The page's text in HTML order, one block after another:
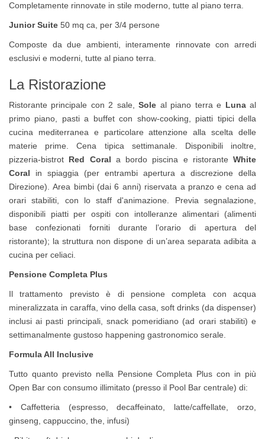
Completamente rinnovate in stile moderno, tutte al piano terra.
Junior Suite 50 mq ca, per 3/4 persone
Composte da due ambienti, interamente rinnovate con arredi
esclusivi e moderni, tutte al piano terra.
La Ristorazione
Ristorante principale con 2 sale,Sole al piano terra e Lunaal
primo piano, pasti a buffet con show-cooking, piatti tipici della
cucina mediterranea e particolare attenzione alla scelta delle
materie prime. Cena tipica settimanale. Disponibili inoltre,
pizzeria-bistrot Red Coral a bordo piscina e ristorante White
Coral in spiaggia (per entrambi apertura a discrezione della
Direzione). Area bimbi (dai 6 anni) riservata a pranzo e cena ad
orari stabiliti, con lo staff d'animazione. Previa segnalazione,
disponibili piatti per ospiti con intolleranze alimentari (alimenti
base confezionati forniti durante l’orario di apertura del
ristorante); la struttura non dispone di un’area separata adibita a
cucina per celiaci.
Pensione Completa Plus
Il trattamento previsto è di pensione completa con acqua
mineralizzata in caraffa, vino della casa, soft drinks (da dispenser)
inclusi ai pasti principali, snack pomeridiano (ad orari stabiliti) e
settimanalmente gustoso happening gastronomico serale.
Formula All Inclusive
Tutto quanto previsto nella Pensione Completa Plus con in più
Open Bar con consumo illimitato (presso il Pool Bar centrale) di:
• Caffetteria (espresso, decaffeinato, latte/caffellate, orzo,
ginseng, cappuccino, the, infusi)